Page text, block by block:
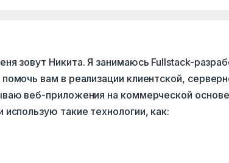
зовут Никита. Я занимаюсь Fullstack-
вам в реализации клиентской,
веб-приложения на коммерческой
использую такие технологии, как: